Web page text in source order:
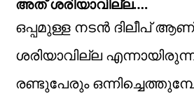
അത് ശരിയാവില്ല….
ഒപ്പമുള്ള നടൻ ദിലീപ്
ശരിയാവില്ല
രണ്ടുപേരും